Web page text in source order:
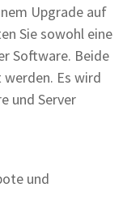
Upgrade auf
Sie sowohl eine
Software. Beide
Es wird
und Server
und